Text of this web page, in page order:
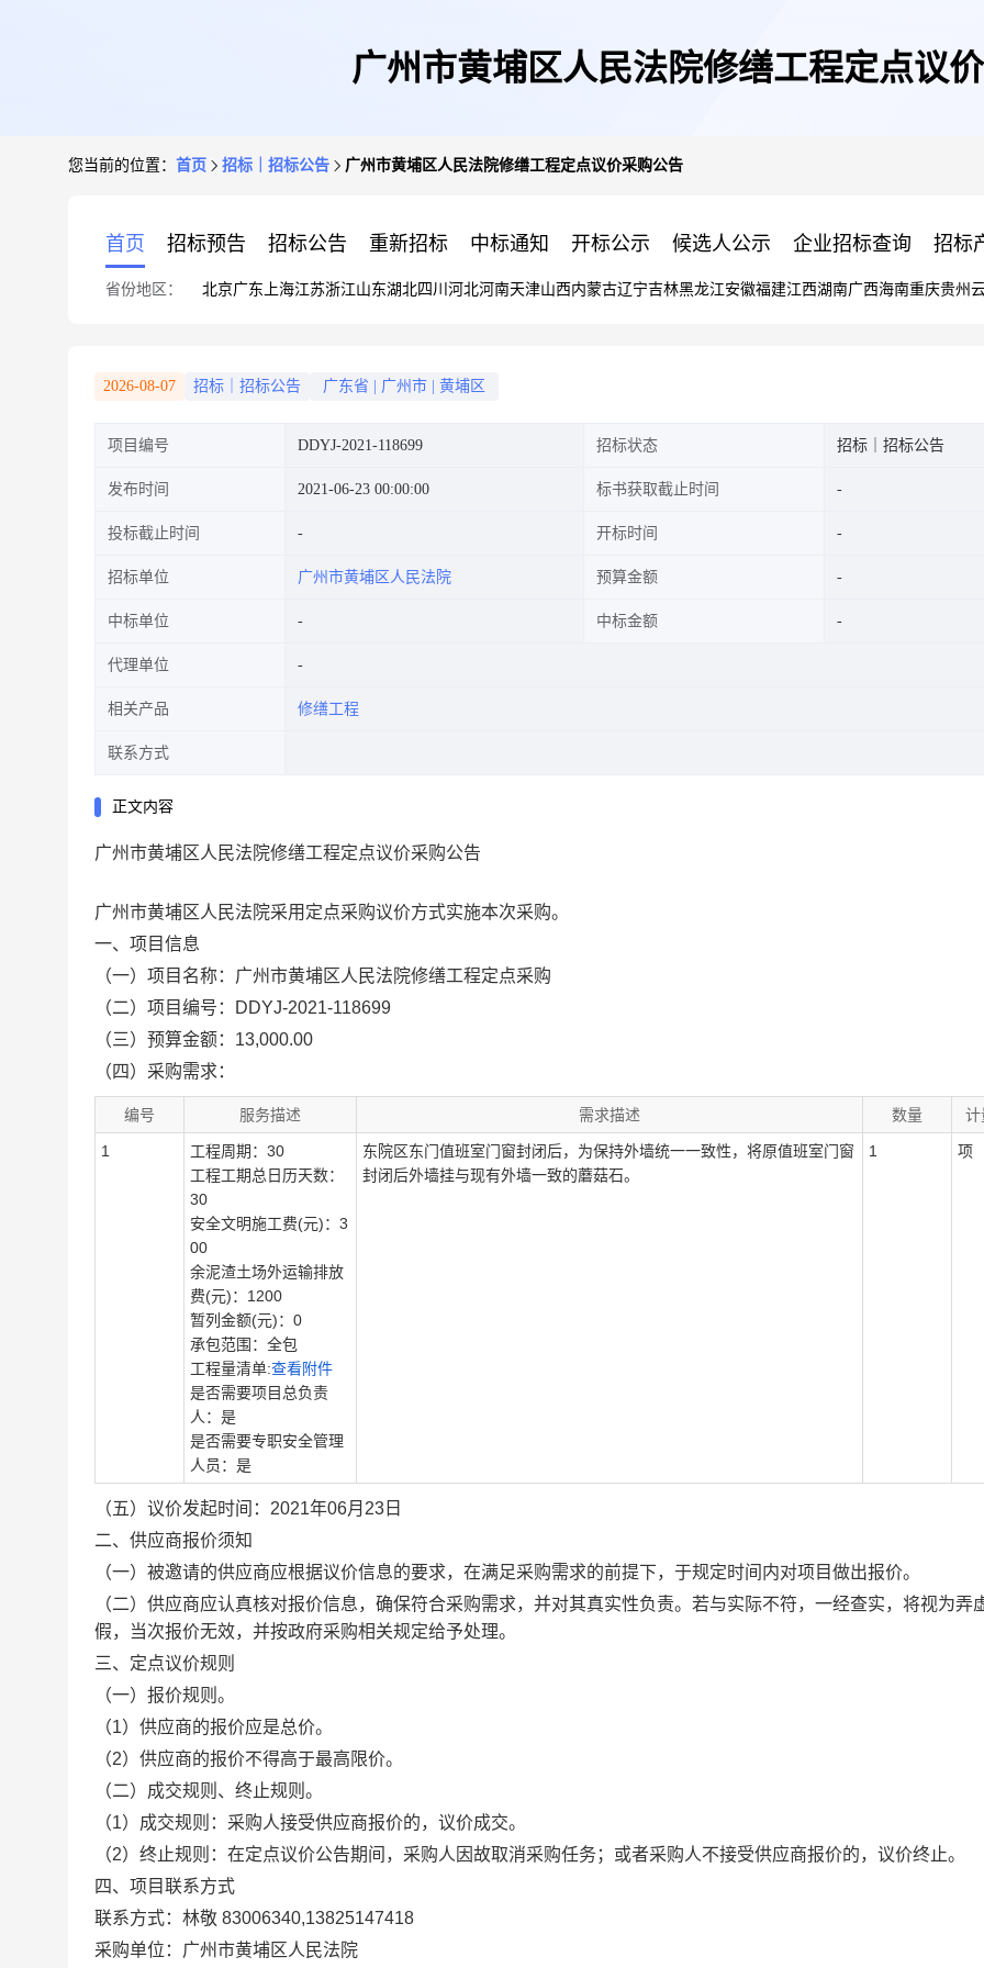
广州市黄埔区人民法院修缮工程定点议
您当前的位置： 首页 招标｜招标公告 广州市黄埔区人民法院修缮工程定点议价采购公告
首页 招标预告 招标公告 重新招标 中标通知 开标公示 候选人公示 企业招标查询 招标
省份地区： 北京广东 上海江苏浙江山东湖北四川 河北河南天津山西内蒙古辽宁吉林黑龙江安徽福建江西湖南广西海南重庆贵州
2026-08-07 招标｜招标公告 广东省 广州市 黄埔区
项目编号 DDYJ-2021-118699 招标状态 招标｜招标公告
发布时间 2021-06-23 00:00:00 标书获取截止时间
投标截止时间 开标时间
招标单位 广州市黄埔区人民法院 预算金额
中标单位 中标金额
代理单位
相关产品 修缮工程
联系方式
正文内容
广州市黄埔区人民法院修缮工程定点议价采购公告
广州市黄埔区人民法院采用定点采购议价方式实施本次采购。
一、项目信息
（一）项目名称：广州市黄埔区人民法院修缮工程定点采购
（二）项目编号：DDYJ-2021-118699
（三）预算金额：13,000.00
（四）采购需求：
编号 服务描述 需求描述 数量 计
1
工程周期：30
工程工期总日历天数：
30
安全文明施工费(元)：3
00
余泥渣土场外运输排放
费(元)：1200
暂列金额(元)：0
承包范围：全包
工程量清单:查看附件
是否需要项目总负责
人：是
是否需要专职安全管理
人员：是
东院区东门值班室门窗封闭后，为保持外墙统一一致性，将原值班室门窗
封闭后外墙挂与现有外墙一致的蘑菇石。
1 项
（五）议价发起时间：2021年06月23日
二、供应商报价须知
（一）被邀请的供应商应根据议价信息的要求，在满足采购需求的前提下，于规定时间内对项目做出报价。
（二）供应商应认真核对报价信息，确保符合采购需求，并对其真实性负责。若与实际不符，一经查实，将视为弄
假，当次报价无效，并按政府采购相关规定给予处理。
三、定点议价规则
（一）报价规则。
（1）供应商的报价应是总价。
（2）供应商的报价不得高于最高限价。
（二）成交规则、终止规则。
（1）成交规则：采购人接受供应商报价的，议价成交。
（2）终止规则：在定点议价公告期间，采购人因故取消采购任务；或者采购人不接受供应商报价的，议价终止。
四、项目联系方式
联系方式：林敬 83006340,13825147418
采购单位：广州市黄埔区人民法院